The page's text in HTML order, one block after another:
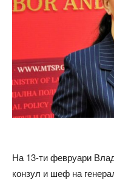
На 13-ти февруари
конзул и шеф на